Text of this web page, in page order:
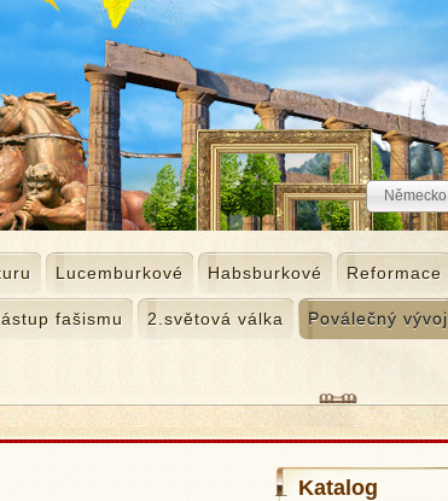
Lucemburkové Habsburkové Reformace
fašismu 2.světová válka Poválečný vývoj
Katalog